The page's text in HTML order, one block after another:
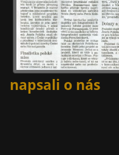
napsali o nás